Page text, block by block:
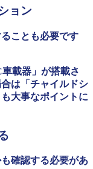
ョン
ことも必要です
載器」が搭載さ
は「チャイルドシ
大事なポイントに
確認する必要があ